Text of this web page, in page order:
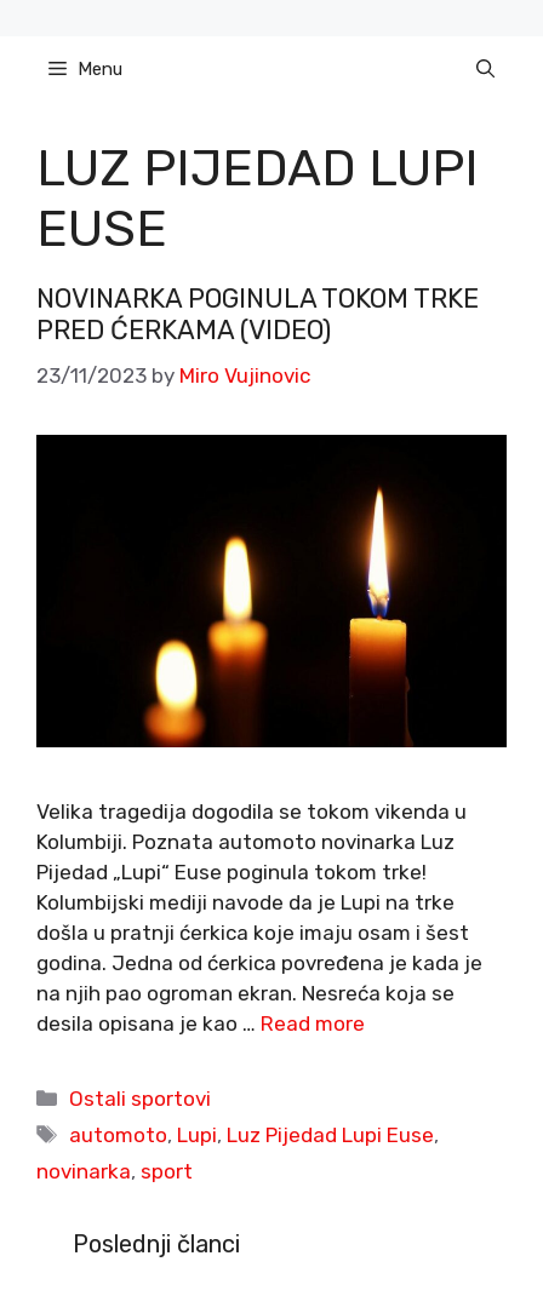
content Menu
LUZ PIJEDAD LUPI
EUSE
NOVINARKA POGINULA TOKOM TRKE
PRED ĆERKAMA (VIDEO)
23/11/2023 by Miro Vujinovic
Velika tragedija dogodila se tokom vikenda u
Kolumbiji. Poznata automoto novinarka Luz
Pijedad „Lupi“ Euse poginula tokom trke!
Kolumbijski mediji navode da je Lupi na trke
došla u pratnji ćerkica koje imaju osam i šest
godina. Jedna od ćerkica povređena je kada je
na njih pao ogroman ekran. Nesreća koja se
desila opisana je kao … Read more
Categories
Ostali sportovi
Tags
automoto, Lupi, Luz Pijedad Lupi Euse,
novinarka, sport
Poslednji članci